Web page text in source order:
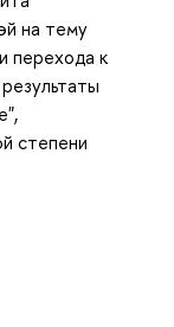
на тему
перехода к
",
степени